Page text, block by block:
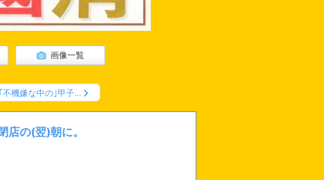
度」について、
ージ
画像一覧
｢不機嫌な中の｣甲子…
店の(翌)朝に。